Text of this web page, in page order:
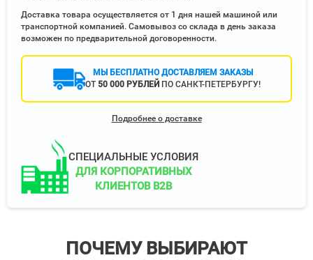
Доставка товара осуществляется от 1 дня нашей машиной или
транспортной компанией. Самовывоз со склада в день заказа
возможен по предварительной договоренности.
МЫ БЕСПЛАТНО ДОСТАВЛЯЕМ ЗАКАЗЫ
ОТ 50 000 РУБЛЕЙ ПО САНКТ-ПЕТЕРБУРГУ!
Подробнее о доставке
СПЕЦИАЛЬНЫЕ УСЛОВИЯ
ДЛЯ КОРПОРАТИВНЫХ
КЛИЕНТОВ B2B
ПОЧЕМУ ВЫБИРАЮТ